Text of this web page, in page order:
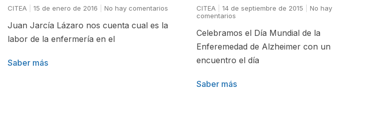
CITEA 15 de enero de 2016 No hay comentarios
Juan Jarcía Lázaro nos cuenta cual es la
labor de la enfermería en el
Saber más
CITEA 14 de septiembre de 2015
No hay
comentarios
Celebramos el Día Mundial de la
Enferemedad de Alzheimer con un
encuentro el día
Saber más